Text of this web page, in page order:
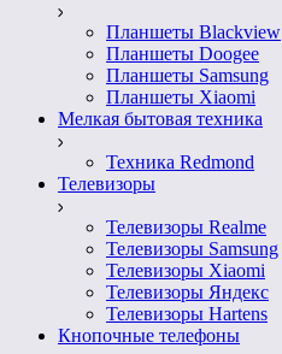
Планшеты Blackview
Планшеты Doogee
Планшеты Samsung
Планшеты Xiaomi
Мелкая бытовая техника
Техника Redmond
Телевизоры
Телевизоры Realme
Телевизоры Samsung
Телевизоры Xiaomi
Телевизоры Яндекс
Телевизоры Hartens
Кнопочные телефоны